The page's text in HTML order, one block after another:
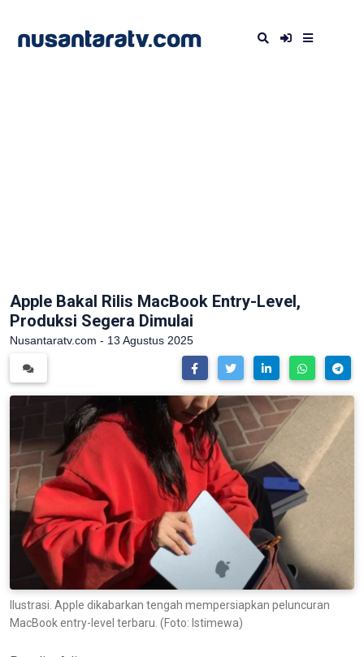
Apple Bakal Rilis MacBook Entry-Level,
Produksi Segera Dimulai
Nusantaratv.com - 13 Agustus 2025
Ilustrasi. Apple dikabarkan tengah mempersiapkan peluncuran
MacBook entry-level terbaru. (Foto: Istimewa)